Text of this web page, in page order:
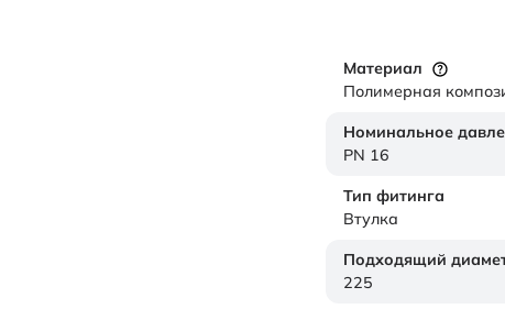
Материал
Полимерная
Номинальное
PN 16
Тип фитинга
Втулка
Подходящий
225